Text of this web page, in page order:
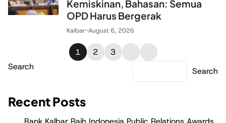
OPD Harus Bergerak
Kalbar August 6, 2026
1 2
3
Search
Search
Recent Posts
Bank Kalbar Raih Indonesia Public Relations Awards